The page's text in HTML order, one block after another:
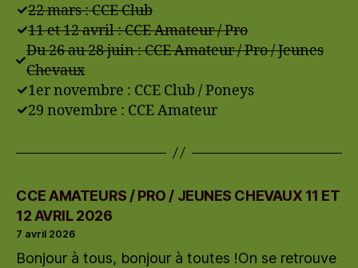
22 mars : CCE Club
11 et 12 avril : CCE Amateur / Pro
Du 26 au 28 juin : CCE Amateur / Pro / Jeunes
Chevaux
1er novembre : CCE Club / Poneys
29 novembre : CCE Amateur
CCE AMATEURS / PRO / JEUNES CHEVAUX 11 ET
12 AVRIL 2026
7 avril 2026
Bonjour à tous, bonjour à toutes !On se retrouve